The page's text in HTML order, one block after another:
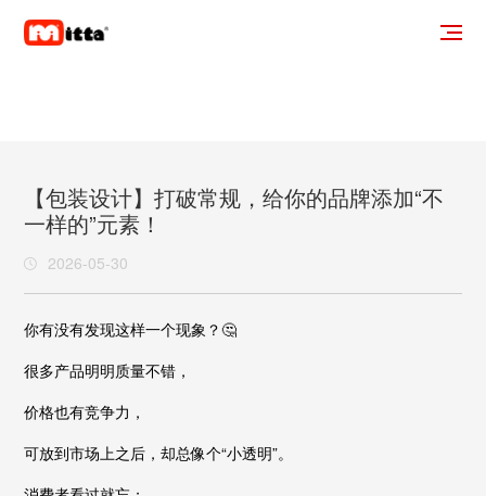
【包装设计】打破常规，给你的品牌添加“不
一样的”元素！
2026-05-30
你有没有发现这样一个现象？🤔
很多产品明明质量不错，
价格也有竞争力，
可放到市场上之后，却总像个“小透明”。